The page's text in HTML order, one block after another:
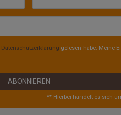
Daten­schutz­erklärung gelesen habe. Meine
ABONNIEREN
** Hierbei handelt es sich